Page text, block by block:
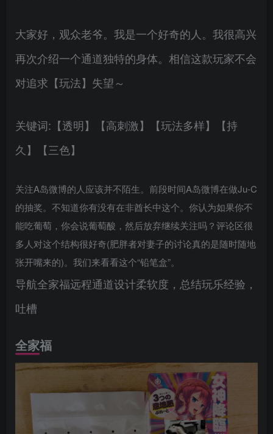
大家好，观众老爷。我是一个好奇的人。我很高兴
再次介绍一个通道独特的身体。相信这款玩家不会
对追求【玩法】失望～
关键词:【透明】【高刺激】【玩法多样】【持
久】【三色】
关注A岛微博的人应该并不陌生。前段时间A岛微博在做Ju-C
的抽奖。不知道你有没有在非酋长中这个。你认为如果你不
能吃葡萄，你会说葡萄酸，然后放弃继续关注吗？评论区很
多人对这个结构很好奇(肥胖者对妻子的讨论真的是随时随地
张开嘴来的)。我们来看看这个“铅笔盒”。
导航全家福远程通道设计柔软度，总结玩乐经验，
吐槽
全家福